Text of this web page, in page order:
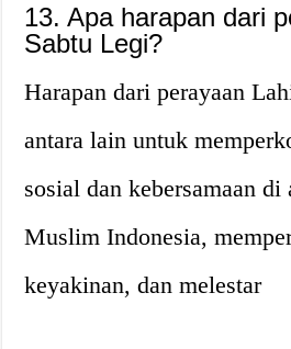
13. Apa harapan dari
Sabtu Legi?
Harapan dari perayaan
antara lain untuk
sosial dan kebersamaan di
Muslim Indonesia,
keyakinan, dan melestar